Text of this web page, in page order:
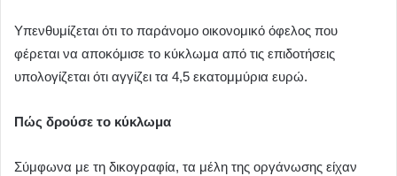
Υπενθυμίζεται ότι το παράνομο οικονομικό όφελος που
φέρεται να αποκόμισε το κύκλωμα από τις επιδοτήσεις
υπολογίζεται ότι αγγίζει τα 4,5 εκατομμύρια ευρώ.
Πώς δρούσε το κύκλωμα
Σύμφωνα με τη δικογραφία, τα μέλη της οργάνωσης είχαν